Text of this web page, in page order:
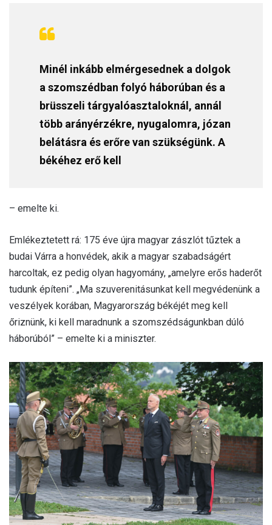
Minél inkább elmérgesednek a dolgok
a szomszédban folyó háborúban és a
brüsszeli tárgyalóasztaloknál, annál
több arányérzékre, nyugalomra, józan
belátásra és erőre van szükségünk. A
békéhez erő kell
– emelte ki.
Emlékeztetett rá: 175 éve újra magyar zászlót tűztek a
budai Várra a honvédek, akik a magyar szabadságért
harcoltak, ez pedig olyan hagyomány, „amelyre erős haderőt
tudunk építeni”. „Ma szuverenitásunkat kell megvédenünk a
veszélyek korában, Magyarország békéjét meg kell
őriznünk, ki kell maradnunk a szomszédságunkban dúló
háborúból” – emelte ki a miniszter.